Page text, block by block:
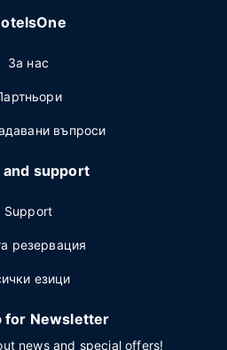
За нас
въпроси
and support
Support
резервация
езици
for Newsletter
news and special offers!